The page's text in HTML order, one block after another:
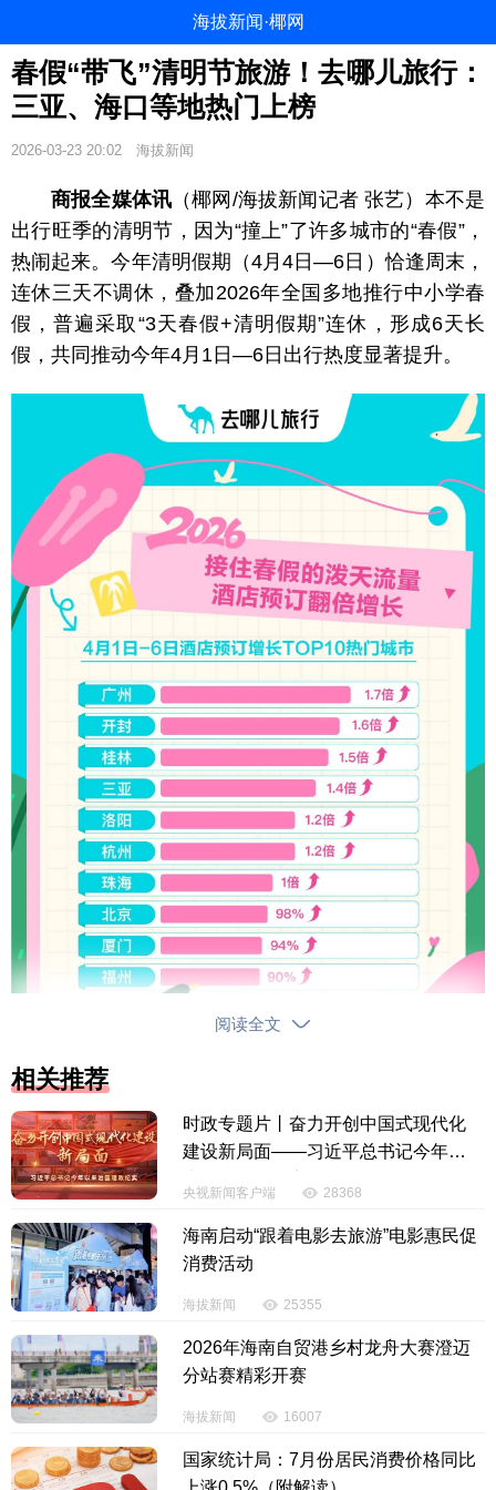
海拔新闻·椰网
春假“带飞”清明节旅游！去哪儿旅行：
三亚、海口等地热门上榜
2026-03-23 20:02 海拔新闻
商报全媒体讯 （椰网/海拔新闻记者 张艺）本不是
出行旺季的清明节，因为“撞上”了许多城市的“春假”，
热闹起来。今年清明假期（4月4日—6日）恰逢周末，
连休三天不调休，叠加2026年全国多地推行中小学春
假，普遍采取“3天春假+清明假期”连休，形成6天长
假，共同推动今年4月1日—6日出行热度显著提升。
阅读全文
相关推荐
时政专题片丨奋力开创中国式现代化
建设新局面——习近平总书记今年以
央视新闻客户端 28368
海南启动“跟着电影去旅游”电影惠民促
消费活动
海拔新闻 25355
2026年海南自贸港乡村龙舟大赛澄迈
分站赛精彩开赛
海拔新闻 16007
国家统计局：7月份居民消费价格同比